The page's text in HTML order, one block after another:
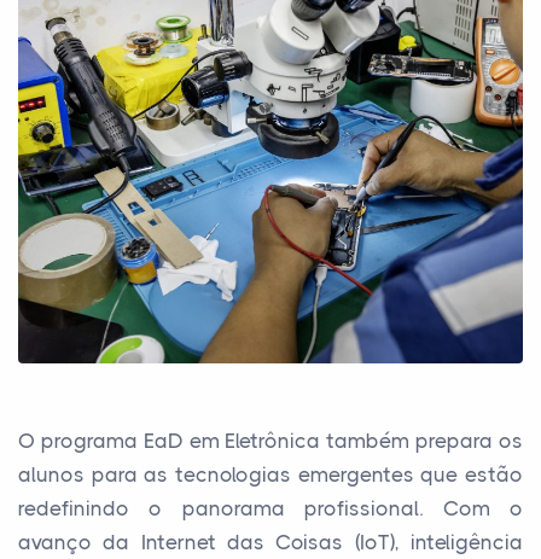
O programa EaD em Eletrônica também prepara os
alunos para as tecnologias emergentes que estão
redefinindo o panorama profissional. Com o
avanço da Internet das Coisas (IoT), inteligência